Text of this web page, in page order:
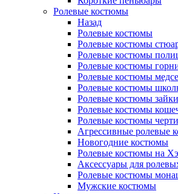
Ролевые костюмы
Назад
Ролевые костюмы
Ролевые костюмы
Ролевые костюмы
Ролевые костюмы
Ролевые костюмы
Ролевые костюмы
Ролевые костюмы зайки
Ролевые костюмы
Ролевые костюмы
Агрессивные ролевые
Новогодние костюмы
Ролевые костюмы на
Аксессуары для
Ролевые костюмы
Мужские костюмы